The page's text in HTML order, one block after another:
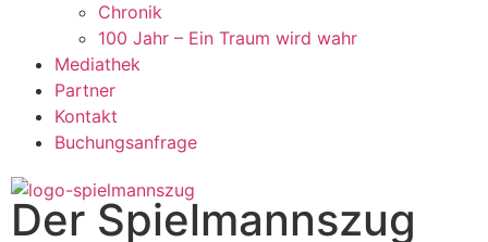
Chronik
100 Jahr – Ein Traum wird wahr
Mediathek
Partner
Kontakt
Buchungsanfrage
Der Spielmannszug